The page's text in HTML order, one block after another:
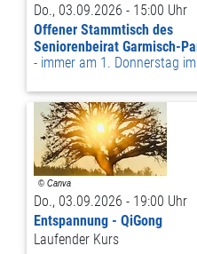
Do., 03.09.2026 - 15:00 Uhr
Offener Stammtisch des
Seniorenbeirat Garmisch-
immer am 1. Donnerstag
Do., 03.09.2026 - 19:00 Uhr
Entspannung - QiGong
Laufender Kurs